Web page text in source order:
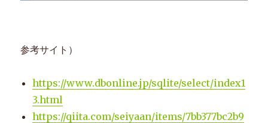
参考サイト）
https://www.dbonline.jp/sqlite/select/index1
3.html
https://qiita.com/seiyaan/items/7bb377bc2b9